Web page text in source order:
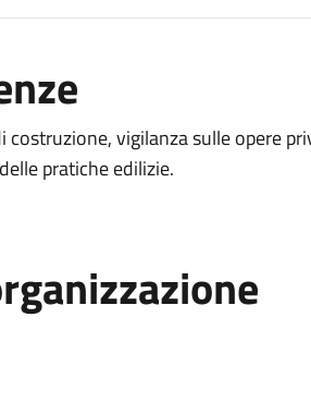
costruzione, vigilanza sulle opere
pratiche edilizie.